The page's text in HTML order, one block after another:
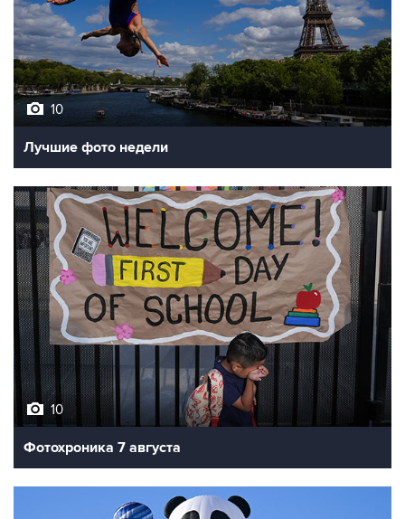
10
Лучшие фото недели
10
Фотохроника 7 августа